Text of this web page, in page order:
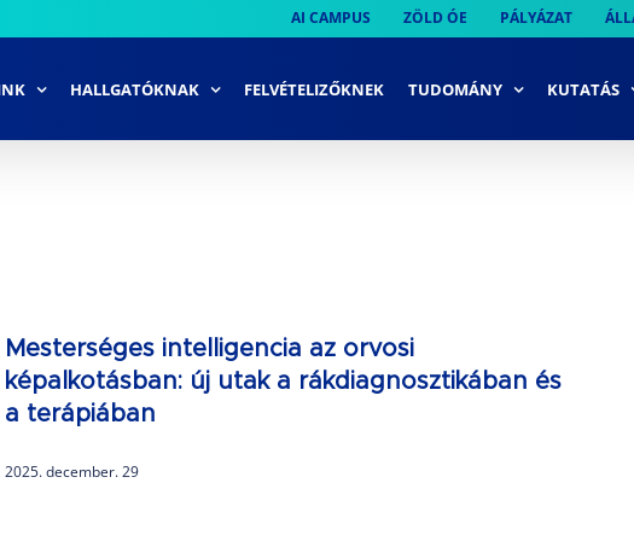
AI CAMPUS ZÖLD ÓE PÁLYÁZAT
HALLGATÓKNAK FELVÉTELIZŐKNEK TUDOMÁNY KUTATÁS
Mesterséges intelligencia az orvosi
képalkotásban: új utak a rákdiagnosztikában és
a terápiában
2025. december. 29